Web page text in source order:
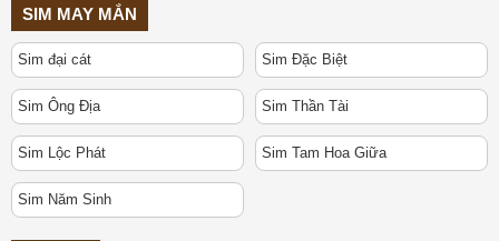
SIM MAY MẮN
Sim đại cát Sim Đặc Biệt
Sim Ông Địa Sim Thần Tài
Sim Lộc Phát Sim Tam Hoa Giữa
Sim Năm Sinh